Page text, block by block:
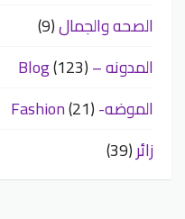
الصحه والجمال(9)
المدونه – Blog(123)
الموضه- Fashion(21)
زائر(39)